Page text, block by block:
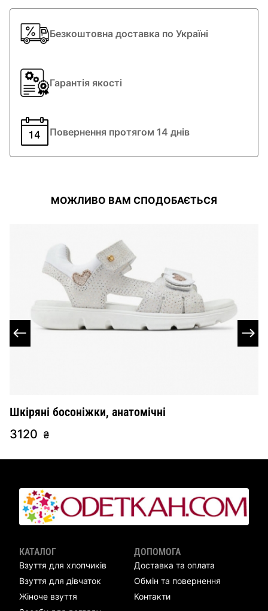
Взуття ідеально повторює анатомічна будова стопи, виготовлена ​​з
гіпоалергенних і натуральних матеріалів, що не утрудняє рухів і не
Безкоштовна доставка по Україні
Гарантія якості
Повернення протягом 14 днів
МОЖЛИВО ВАМ СПОДОБАЄТЬСЯ
Шкіряні босоніжки, анатомічні
3120 ₴
КАТАЛОГ
Взуття для хлопчиків
Взуття для дівчаток
Жіноче взуття
ДОПОМОГА
Доставка та оплата
Обмін та повернення
Контакти